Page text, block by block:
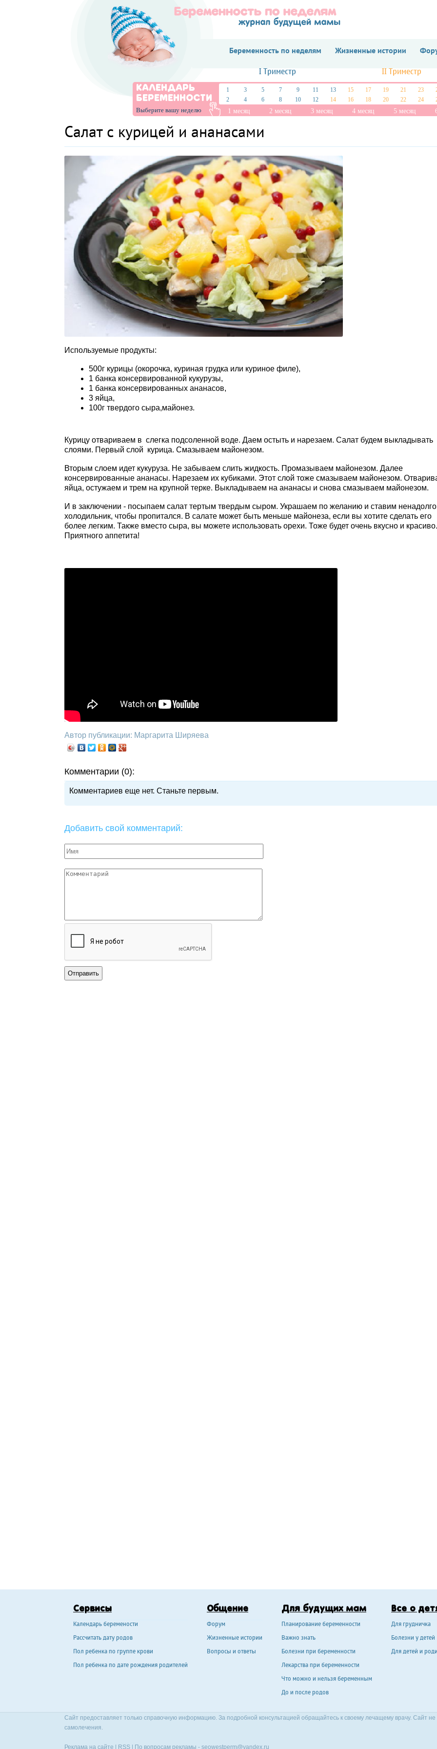
Беременность по неделям Жизненные истории
I Триместр II Триместр
КАЛЕНДАРЬ
БЕРЕМЕННОСТИ
Выберите вашу неделю
1 3 5 7 9 11 13 15 17 19 21 23
2
4 6 8 10 12 14 16 18 20 22 24
1 месяц 2 месяц 3 месяц 4 месяц 5 месяц
Салат с курицей и ананасами
Используемые продукты:
500г курицы (окорочка, куриная грудка или куриное филе),
1 банка консервированной кукурузы,
1 банка консервированных ананасов,
3 яйца,
100г твердого сыра,майонез.
Курицу отвариваем в слегка подсоленной воде. Даем остыть и нарезаем. Салат будем выкладывать
слоями. Первый слой курица. Смазываем майонезом.
Вторым слоем идет кукуруза. Не забываем слить жидкость. Промазываем майонезом. Далее
консервированные ананасы. Нарезаем их кубиками. Этот слой тоже смазываем майонезом.
яйца, остужаем и трем на крупной терке. Выкладываем на ананасы и снова смазываем майонезом.
И в заключении - посыпаем салат тертым твердым сыром. Украшаем по желанию и ставим
холодильник, чтобы пропитался. В салате может быть меньше майонеза, если вы хотите сделать его
более легким. Также вместо сыра, вы можете использовать орехи. Тоже будет очень вкусно и красиво.
Приятного аппетита!
Автор публикации: Маргарита Ширяева
Комментарии (0):
Комментариев еще нет. Станьте первым.
Добавить свой комментарий:
Сервисы
Календарь беремености
Рассчитать дату родов
Пол ребенка по группе крови
Пол ребенка по дате рождения родителей
Общение
Форум
Жизненные истории
Вопросы и ответы
Для будущих мам
Планирование беременности
Важно знать
Болезни при беременности
Лекарства при беременности
Что можно и нельзя беременным
До и после родов
Все о
Для грудничка
Болезни у детей
Для детей и
Сайт предоставляет только справочную информацию. За подробной консультацией обращайтесь к своему лечащему врачу. Сайт
самолечения.
Реклама на сайте RSS | По вопросам рекламы - seowestperm@yandex.ru